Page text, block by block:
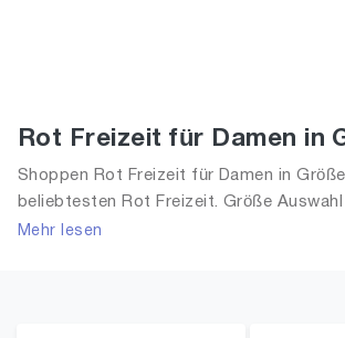
Rot Freizeit für Damen in
Shoppen Rot Freizeit für Damen in
beliebtesten Rot Freizeit. Größe
in Größe XS und alle Trends aus 2026 für
Mehr lesen